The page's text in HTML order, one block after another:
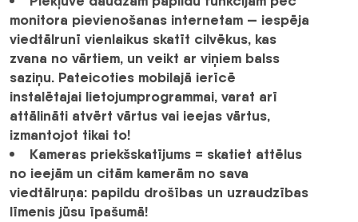
monitora pievienošanas internetam — iespēja
viedtālrunī vienlaikus skatīt cilvēkus, kas
zvana no vārtiem, un veikt ar viņiem balss
saziņu. Pateicoties mobilajā ierīcē
instalētajai lietojumprogrammai, varat arī
attālināti atvērt vārtus vai ieejas vārtus,
izmantojot tikai to!
Kameras priekšskatījums = skatiet attēlus
no ieejām un citām kamerām no sava
viedtālruņa: papildu drošības un uzraudzības
līmenis jūsu īpašumā!